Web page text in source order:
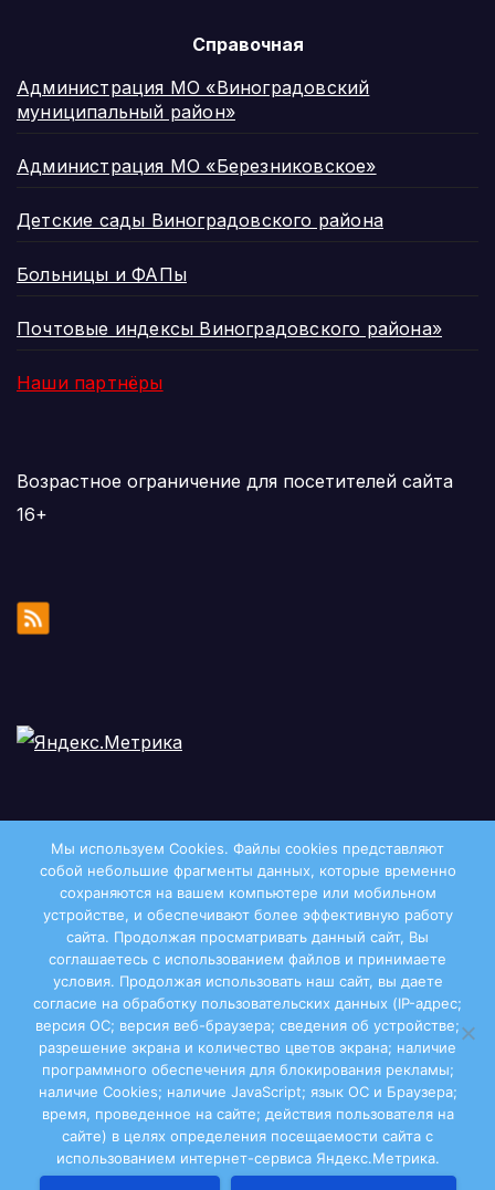
Справочная
Администрация МО «Виноградовский
муниципальный район»
Администрация МО «Березниковское»
Детские сады Виноградовского района
Больницы и ФАПы
Почтовые индексы Виноградовского района»
Наши партнёры
Возрастное ограничение для посетителей сайта
16+
Двиноважье
Сайт работает на WordPress|Тема: Newsup, автор
Themeansar
Мы используем Cookies. Файлы сookies представляют
собой небольшие фрагменты данных, которые временно
сохраняются на вашем компьютере или мобильном
устройстве, и обеспечивают более эффективную работу
сайта. Продолжая просматривать данный сайт, Вы
соглашаетесь с использованием файлов и принимаете
условия. Продолжая использовать наш сайт, вы даете
согласие на обработку пользовательских данных (IP-адрес;
версия ОС; версия веб-браузера; сведения об устройстве;
разрешение экрана и количество цветов экрана; наличие
программного обеспечения для блокирования рекламы;
наличие Cookies; наличие JavaScript; язык ОС и Браузера;
время, проведенное на сайте; действия пользователя на
сайте) в целях определения посещаемости сайта с
использованием интернет-сервиса Яндекс.Метрика.